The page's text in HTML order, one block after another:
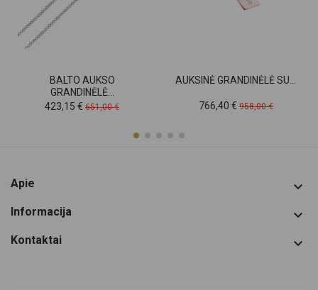
BALTO AUKSO
GRANDINĖLĖ...
Kaina
423,15 € Pradinė
651,00 €
AUKSINĖ GRANDINĖLĖ SU...
Kaina
766,40 €Pradinė
958,00 €
Apie 
Informacija 
Kontaktai 